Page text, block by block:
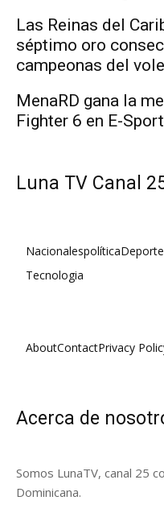
Las Reinas del
séptimo oro
campeonas del
MenaRD gana la
Fighter 6 en E-
Luna TV Canal
Nacionalespolítica
Tecnologia
AboutContactPrivacy
Acerca de
Somos LunaTV, canal 25
Dominicana.